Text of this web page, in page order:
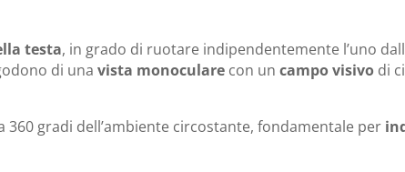
testa, in grado di ruotare indipendentemente l’uno
di una vista monocularecon un campo visivodi
gradi dell’ambiente circostante, fondamentale per